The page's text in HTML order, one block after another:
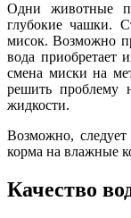
Одни животные
глубокие чашки.
мисок. Возможно
вода приобретает
смена миски на
решить проблему
жидкости.
Возможно, следует
корма на влажные
Качество